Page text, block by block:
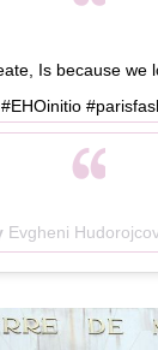
Is because we
Evgheni